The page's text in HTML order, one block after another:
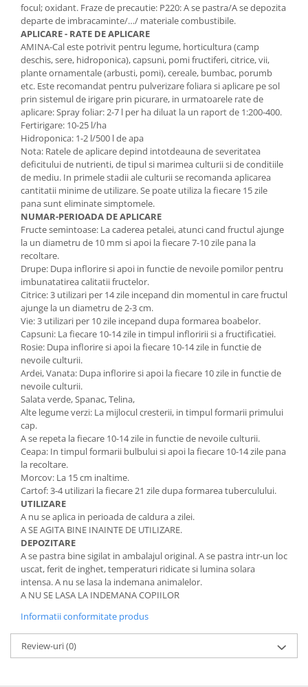
focul; oxidant. Fraze de precautie: P220: A se pastra/A se depozita
departe de imbracaminte/…/ materiale combustibile.
APLICARE - RATE DE APLICARE
AMINA-Cal este potrivit pentru legume, horticultura (camp
deschis, sere, hidroponica), capsuni, pomi fructiferi, citrice, vii,
plante ornamentale (arbusti, pomi), cereale, bumbac, porumb
etc. Este recomandat pentru pulverizare foliara si aplicare pe sol
prin sistemul de irigare prin picurare, in urmatoarele rate de
aplicare: Spray foliar: 2-7 l per ha diluat la un raport de 1:200-400.
Fertirigare: 10-25 l/ha
Hidroponica: 1-2 l/500 l de apa
Nota: Ratele de aplicare depind intotdeauna de severitatea
deficitului de nutrienti, de tipul si marimea culturii si de conditiile
de mediu. In primele stadii ale culturii se recomanda aplicarea
cantitatii minime de utilizare. Se poate utiliza la fiecare 15 zile
pana sunt eliminate simptomele.
NUMAR-PERIOADA DE APLICARE
Fructe semintoase: La caderea petalei, atunci cand fructul ajunge
la un diametru de 10 mm si apoi la fiecare 7-10 zile pana la
recoltare.
Drupe: Dupa inflorire si apoi in functie de nevoile pomilor pentru
imbunatatirea calitatii fructelor.
Citrice: 3 utilizari per 14 zile incepand din momentul in care fructul
ajunge la un diametru de 2-3 cm.
Vie: 3 utilizari per 10 zile incepand dupa formarea boabelor.
Capsuni: La fiecare 10-14 zile in timpul infloririi si a fructificatiei.
Rosie: Dupa inflorire si apoi la fiecare 10-14 zile in functie de
nevoile culturii.
Ardei, Vanata: Dupa inflorire si apoi la fiecare 10 zile in functie de
nevoile culturii.
Salata verde, Spanac, Telina,
Alte legume verzi: La mijlocul cresterii, in timpul formarii primului
cap.
A se repeta la fiecare 10-14 zile in functie de nevoile culturii.
Ceapa: In timpul formarii bulbului si apoi la fiecare 10-14 zile pana
la recoltare.
Morcov: La 15 cm inaltime.
Cartof: 3-4 utilizari la fiecare 21 zile dupa formarea tuberculului.
UTILIZARE
A nu se aplica in perioada de caldura a zilei.
A SE AGITA BINE INAINTE DE UTILIZARE.
DEPOZITARE
A se pastra bine sigilat in ambalajul original. A se pastra intr-un loc
uscat, ferit de inghet, temperaturi ridicate si lumina solara
intensa. A nu se lasa la indemana animalelor.
A NU SE LASA LA INDEMANA COPIILOR
Informatii conformitate produs
Review-uri(0)